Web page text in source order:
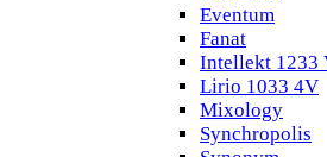
Eventum
Fanat
Intellekt 1233
Lirio 1033 4V
Mixology
Synchropolis